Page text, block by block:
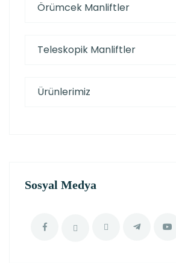
Örümcek Manliftler
Teleskopik Manliftler
Ürünlerimiz
Sosyal Medya